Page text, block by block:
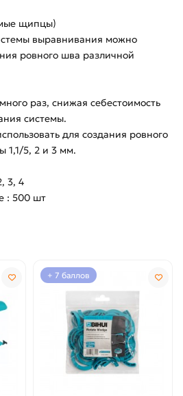
щипцы)
выравнивания можно
ровного шва различной
раз, снижая себестоимость
системы.
для создания ровного
1,1/5, 2 и 3 мм.
3, 4
: 500 шт
+ 7 баллов